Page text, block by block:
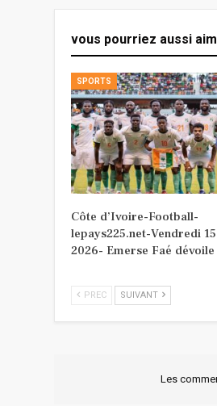
vous pourriez aussi
SPORTS
Côte d’Ivoire-Football-
lepays225.net-Vendredi
2026- Emerse Faé
PREC SUIVANT
Les